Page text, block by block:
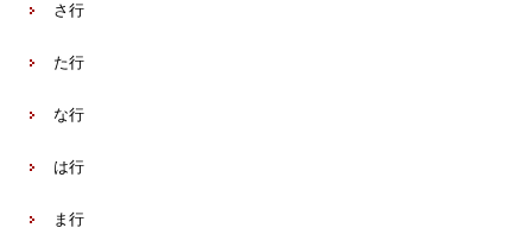
さ行
た行
な行
は行
ま行